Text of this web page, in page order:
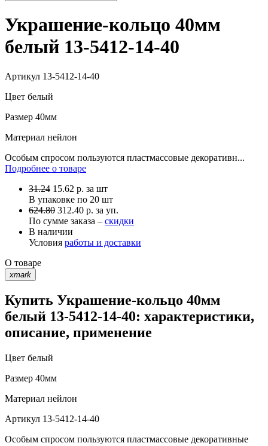
Украшение-кольцо 40мм
белый 13-5412-14-40
Артикул 13-5412-14-40
Цвет белый
Размер 40мм
Материал нейлон
Особым спросом пользуются пластмассовые декоративн...
Подробнее о товаре
31.24 15.62 р. за шт
В упаковке по 20 шт
624.80 312.40 р. за уп.
По сумме заказа – скидки
В наличии
Условия работы и доставки
О товаре
xmark
Купить Украшение-кольцо 40мм
белый 13-5412-14-40: характеристики,
описание, применение
Цвет белый
Размер 40мм
Материал нейлон
Артикул 13-5412-14-40
Особым спросом пользуются пластмассовые декоративные